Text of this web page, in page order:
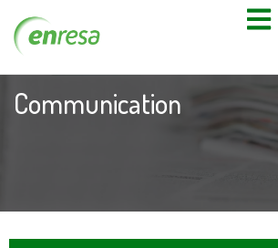
Communication